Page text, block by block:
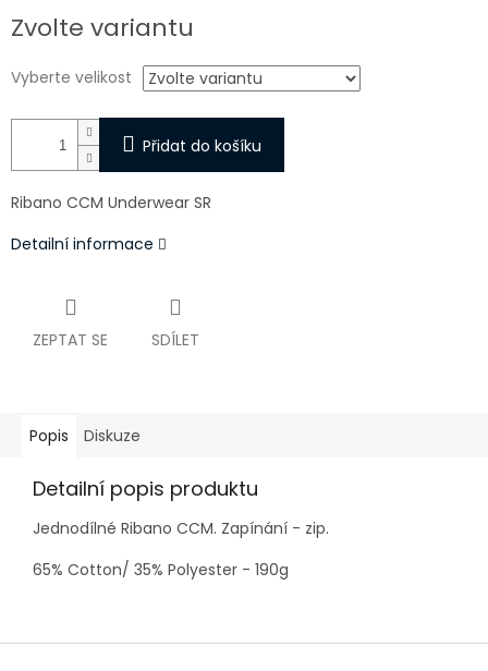
cena:
Zvolte variantu
Vyberte velikost
Přidat do košíku
Ribano CCM Underwear SR
Detailní informace
ZEPTAT SE SDÍLET
Popis Diskuze
Detailní popis produktu
Jednodílné Ribano CCM. Zapínání - zip.
65% Cotton/ 35% Polyester - 190g
Z